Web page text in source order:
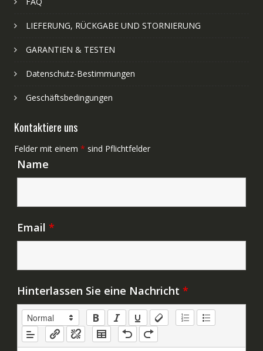
LIEFERUNG, RÜCKGABE UND STORNIERUNG
GARANTIEN & TESTEN
Datenschutz-Bestimmungen
Geschäftsbedingungen
Kontaktiere uns
Felder mit einem * sind Pflichtfelder
Name
Email *
Hinterlassen Sie eine Nachricht *